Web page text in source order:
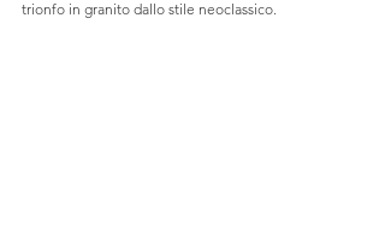
trionfo in granito dallo stile neoclassico.